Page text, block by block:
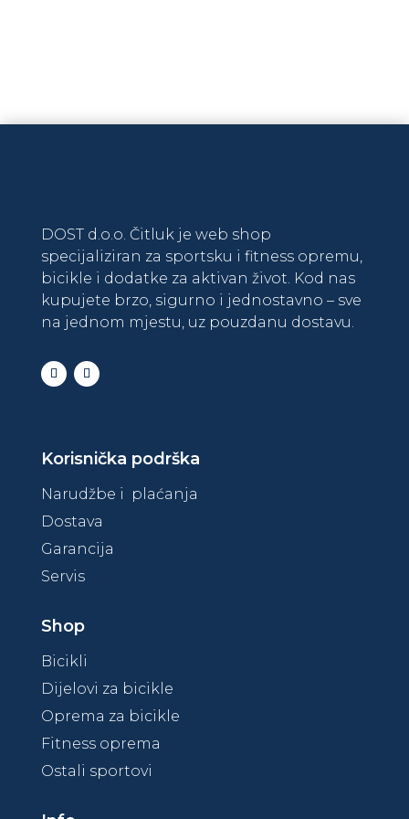
DOST d.o.o. Čitluk je web shop
specijaliziran za sportsku i fitness opremu,
bicikle i dodatke za aktivan život. Kod nas
kupujete brzo, sigurno i jednostavno – sve
na jednom mjestu, uz pouzdanu dostavu.
Korisnička podrška
Narudžbe i plaćanja
Dostava
Garancija
Servis
Shop
Bicikli
Dijelovi za bicikle
Oprema za bicikle
Fitness oprema
Ostali sportovi